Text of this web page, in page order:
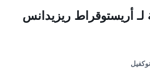
لـ أريستوقراط ريزيدانس